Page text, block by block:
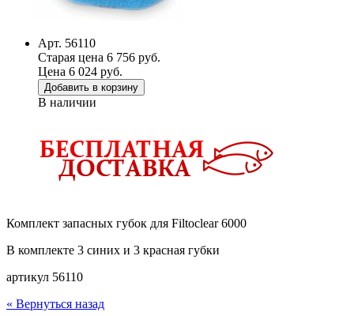
Арт. 56110
Старая цена 6 756 руб.
Цена 6 024 руб.
Добавить в корзину
В наличии
Комплект запасных губок для Filtoclear 6000
В комплекте 3 синих и 3 красная губки
артикул 56110
« Вернуться назад